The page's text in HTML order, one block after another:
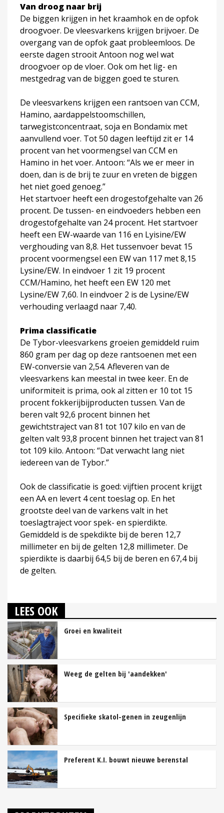
Van droog naar brij
De biggen krijgen in het kraamhok en de opfok
droogvoer. De vleesvarkens krijgen brijvoer. De
overgang van de opfok gaat probleemloos. De
eerste dagen strooit Antoon nog wel wat
droogvoer op de vloer. Ook om het lig- en
mestgedrag van de biggen goed te sturen.
De vleesvarkens krijgen een rantsoen van CCM,
Hamino, aardappelstoomschillen,
tarwegistconcentraat, soja en Bondamix met
aanvullend voer. Tot 50 dagen leeftijd zit er 14
procent van het voormengsel van CCM en
Hamino in het voer. Antoon: “Als we er meer in
doen, dan is de brij te zuur en vreten de biggen
het niet goed genoeg.”
Het startvoer heeft een drogestofgehalte van 26
procent. De tussen- en eindvoeders hebben een
drogestofgehalte van 24 procent. Het startvoer
heeft een EW-waarde van 116 en Lyisine/EW
verghouding van 8,8. Het tussenvoer bevat 15
procent voormengsel een EW van 117 met 8,15
Lysine/EW. In eindvoer 1 zit 19 procent
CCM/Hamino, het heeft een EW 120 met
Lysine/EW 7,60. In eindvoer 2 is de Lysine/EW
verhouding verlaagd naar 7,40.
Prima classificatie
De Tybor-vleesvarkens groeien gemiddeld ruim
860 gram per dag op deze rantsoenen met een
EW-conversie van 2,54. Afleveren van de
vleesvarkens kan meestal in twee keer. En de
uniformiteit is prima, ook al zitten er 10 tot 15
procent fokkerijbijproducten tussen. Van de
beren valt 92,6 procent binnen het
gewichtstraject van 81 tot 107 kilo en van de
gelten valt 93,8 procent binnen het traject van 81
tot 109 kilo. Antoon: “Dat verwacht lang niet
iedereen van de Tybor.”
Ook de classificatie is goed: vijftien procent krijgt
een AA en levert 4 cent toeslag op. En het
grootste deel van de varkens valt in het
toeslagtraject voor spek- en spierdikte.
Gemiddeld is de spekdikte bij de beren 12,7
millimeter en bij de gelten 12,8 millimeter. De
spierdikte is daarbij 64,5 bij de beren en 67,4 bij
de gelten.
LEES OOK
Groei en kwaliteit
Weeg de gelten bij 'aandekken'
Specifieke skatol-genen in zeugenlijn
Preferent K.I. bouwt nieuwe berenstal